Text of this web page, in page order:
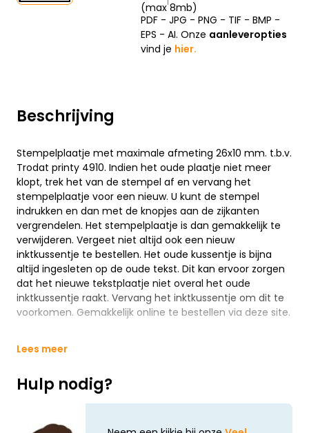
Beschrijving
Stempelplaatje met maximale afmeting 26x10 mm. t.b.v.
Trodat printy 4910. Indien het oude plaatje niet meer
klopt, trek het van de stempel af en vervang het
stempelplaatje voor een nieuw. U kunt de stempel
indrukken en dan met de knopjes aan de zijkanten
vergrendelen. Het stempelplaatje is dan gemakkelijk te
verwijderen. Vergeet niet altijd ook een nieuw
inktkussentje te bestellen. Het oude kussentje is bijna
altijd ingesleten op de oude tekst. Dit kan ervoor zorgen
dat het nieuwe tekstplaatje niet overal het oude
inktkussentje raakt. Vervang het inktkussentje om dit te
voorkomen. Gemakkelijk online te bestellen via deze site.
Lees meer
Hulp nodig?
(max 8mb)
PDF - JPG - PNG - TIF - BMP -
EPS - AI. Onze aanleveropties
vind je hier.